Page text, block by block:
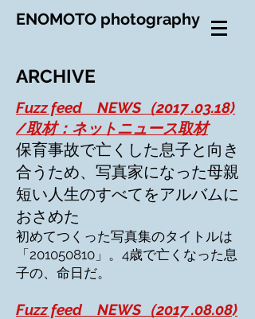
ENOMOTO photography
​ARCHIVE
Fuzz feed NEWS（2017 .03.18)
/取材：ネットニュース取材
保育事故で亡くした息子と向き
合うため、写真家になった母親
短い人生のすべてをアルバムに
おさめた
初めてつくった写真集のタイトルは
「201050810」。4歳で亡くなった息
子の、命日だ。
Fuzz feed NEWS（2017 .08.08)